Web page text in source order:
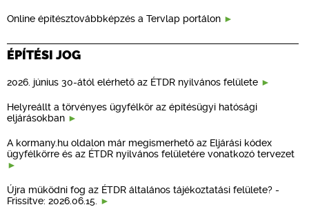
Online építésztovábbképzés a Tervlap portálon
ÉPÍTÉSI JOG
2026. június 30-ától elérhető az ÉTDR nyilvános felülete
Helyreállt a törvényes ügyfélkör az építésügyi hatósági
eljárásokban
A kormany.hu oldalon már megismerhető az Eljárási kódex
ügyfélkörre és az ÉTDR nyilvános felületére vonatkozó tervezet
Újra működni fog az ÉTDR általános tájékoztatási felülete? -
Frissítve: 2026.06.15.